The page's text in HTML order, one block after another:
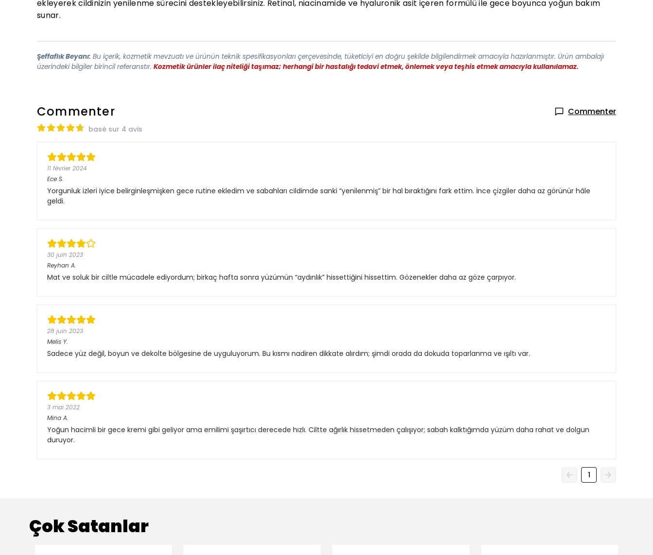
ekleyerek cildinizin yenilenme sürecini destekleyebilirsiniz. Retinal, niacinamide ve hyaluronik asit içeren formülü ile gece boyunca yoğun bakım
sunar.
Şeffaflık Beyanı: Bu içerik, kozmetik mevzuatı ve ürünün teknik spesifikasyonları çerçevesinde, tüketiciyi en doğru şekilde bilgilendirmek amacıyla hazırlanmıştır. Ürün ambalajı
üzerindeki bilgiler birincil referanstır. Kozmetik ürünler ilaç niteliği taşımaz; herhangi bir hastalığı tedavi etmek, önlemek veya teşhis etmek amacıyla kullanılamaz.
Commenter Commenter
basé sur 4 avis
11 février 2024
Ece S.
Yorgunluk izleri iyice belirginleşmişken gece rutine ekledim ve sabahları cildimde sanki “yenilenmiş” bir hal bıraktığını fark ettim. İnce çizgiler daha az görünür hâle
geldi.
30 juin 2023
Reyhan A.
Mat ve soluk bir ciltle mücadele ediyordum; birkaç hafta sonra yüzümün “aydınlık” hissettiğini hissettim. Gözenekler daha az göze çarpıyor.
28 juin 2023
Melis Y.
Sadece yüz değil, boyun ve dekolte bölgesine de uyguluyorum. Bu kısmı nadiren dikkate alırdım; şimdi orada da dokuda toparlanma ve ışıltı var.
3 mai 2022
Mina A.
Yoğun hacimli bir gece kremi gibi geliyor ama emilimi şaşırtıcı derecede hızlı. Ciltte ağırlık hissetmeden çalışıyor; sabah kalktığımda yüzüm daha rahat ve dolgun
duruyor.
1
Çok Satanlar